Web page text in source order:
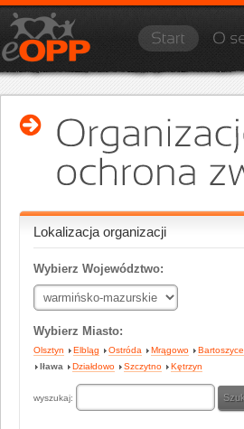
Lokalizacja organizacji
Wybierz Województwo:
Wybierz Miasto:
Olsztyn Elbląg Ostróda Mrągowo Bartoszyce
Iława
Działdowo Szczytno Kętrzyn
wyszukaj: